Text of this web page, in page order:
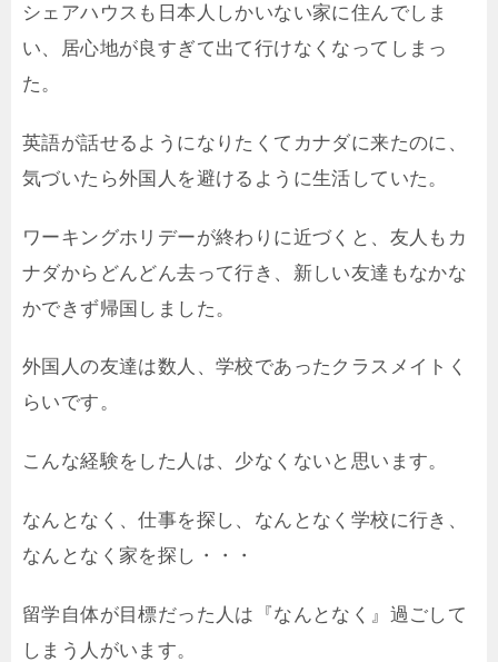
シェアハウスも日本人しかいない家に住んでしま
い、居心地が良すぎて出て行けなくなってしまっ
た。
英語が話せるようになりたくてカナダに来たのに、
気づいたら外国人を避けるように生活していた。
ワーキングホリデーが終わりに近づくと、友人もカ
ナダからどんどん去って行き、新しい友達もなかな
かできず帰国しました。
外国人の友達は数人、学校であったクラスメイトく
らいです。
こんな経験をした人は、少なくないと思います。
なんとなく、仕事を探し、なんとなく学校に行き、
なんとなく家を探し・・・
留学自体が目標だった人は『なんとなく』過ごして
しまう人がいます。